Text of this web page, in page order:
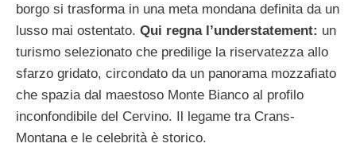
borgo si trasforma in una meta mondana definita da un
lusso mai ostentato. Qui regna l’understatement: un
turismo selezionato che predilige la riservatezza allo
sfarzo gridato, circondato da un panorama mozzafiato
che spazia dal maestoso Monte Bianco al profilo
inconfondibile del Cervino. Il legame tra Crans-
Montana e le celebrità è storico.